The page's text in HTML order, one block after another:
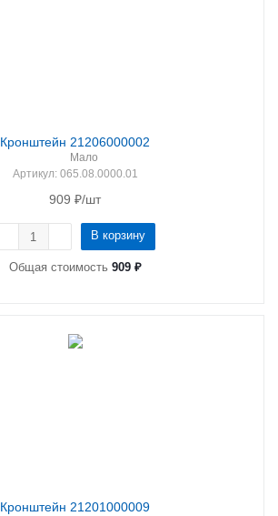
Кронштейн 21206000002
Мало
Артикул: 065.08.0000.01
909 ₽/шт
В корзину
Общая стоимость 909 ₽
Кронштейн 21201000009